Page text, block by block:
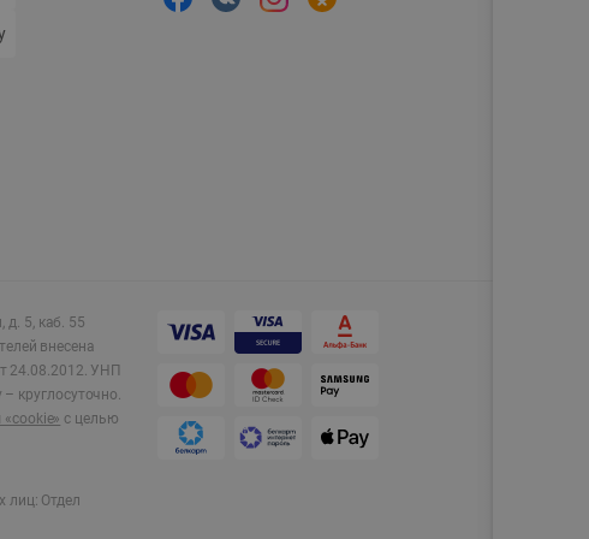
д. 5, каб. 55
внесена
24.08.2012. УНП
круглосуточно.
с целью
лиц: Отдел